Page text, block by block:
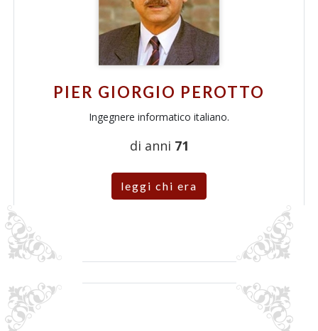
PIER GIORGIO PEROTTO
Ingegnere informatico italiano.
di anni 71
leggi chi era